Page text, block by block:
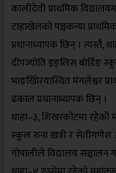
कालीदेवी प्राथमिक
टाहाखेलको पञ्चकन्या
प्रधानाध्यापक छिन् । त्यस्तै,
दीपज्योति इङ्लिस बोर्डिङ
भाङखाेिरयास्थित मंगलेश्वर
ढकाल प्रधानाध्यापक छिन् ।
थाहा–३, शिखरकोटमा रहेकोे
स्कुल रुना खत्री र सेतीगणेश
गोपालीले विद्यालय सञ्चालन